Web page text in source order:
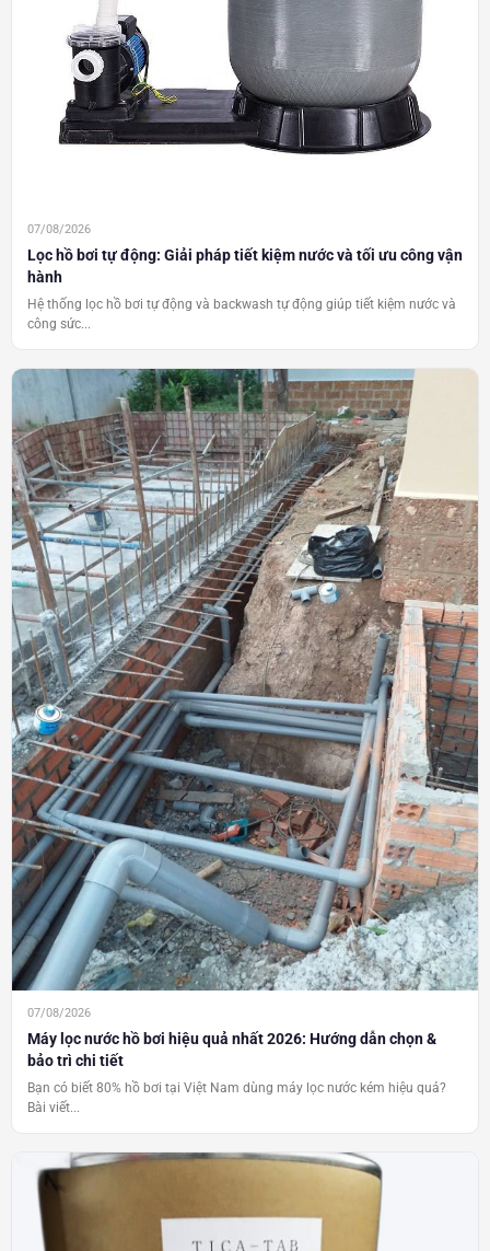
07/08/2026
Lọc hồ bơi tự động: Giải pháp tiết kiệm nước và tối ưu công vận
hành
Hệ thống lọc hồ bơi tự động và backwash tự động giúp tiết kiệm nước và
công sức...
07/08/2026
Máy lọc nước hồ bơi hiệu quả nhất 2026: Hướng dẫn chọn &
bảo trì chi tiết
Bạn có biết 80% hồ bơi tại Việt Nam dùng máy lọc nước kém hiệu quả?
Bài viết...